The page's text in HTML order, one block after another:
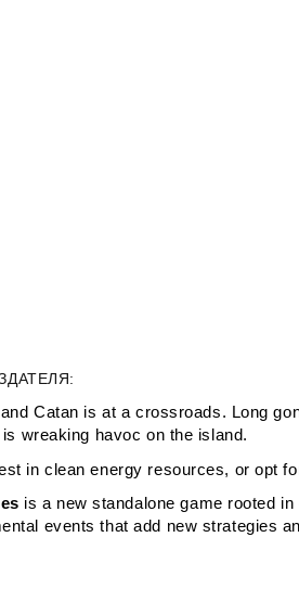
Catan is at a crossroads. Long
wreaking havoc on the island.
in clean energy resources, or opt
is a new standalone game rooted
events that add new strategies